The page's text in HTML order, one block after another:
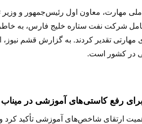
مهارت، معاون اول رئیس‌جمهور و وزیر
شرکت نفت ستاره خلیج فارس، به
تقدیر کردند. به گزارش قشم نیوز،
در کشور است.
رفع کاستی‌های آموزشی در میناب
ارتقای شاخص‌های آموزشی تأکید کرد